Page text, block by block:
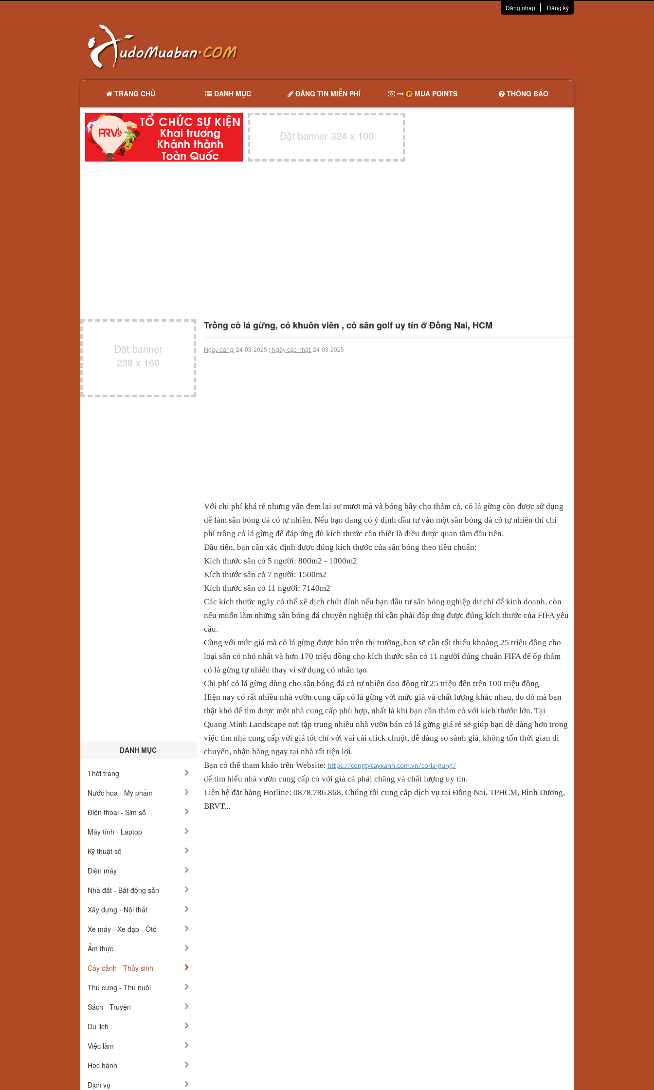
Đăng nhập Đăng ký
TRANG CHỦ DANH MỤC ĐĂNG TIN MIỄN PHÍ MUA POINTS THÔNG BÁO
Đặt banner 324 x 100
Đặt banner
238 x 160
DANH MỤC
Thời trang
Nước hoa - Mỹ phẩm
Điện thoại - Sim số
Máy tính - Laptop
Kỹ thuật số
Điện máy
Nhà đất - Bất động sản
Xây dựng - Nội thất
Xe máy - Xe đạp - Ôtô
Ẩm thực
Cây cảnh - Thủy sinh
Thú cưng - Thú nuôi
Sách - Truyện
Du lịch
Việc làm
Học hành
Dịch vụ
Trồng cỏ lá gừng, cỏ khuôn viên , cỏ sân golf uy tín ở Đồng Nai, HCM
Ngày đăng:24-03-2025 | Ngày cập nhật:24-03-2025
Với chi phí khá rẻ nhưng vẫn đem lại sự mượt mà và bóng bẩy cho thảm cỏ, cỏ lá gừng còn được sử dụng
để làm sân bóng đá cỏ tự nhiên. Nếu bạn đang có ý định đầu tư vào một sân bóng đá có tự nhiên thì chi
phí trồng cỏ lá gừng để đáp ứng đủ kích thước cần thiết là điều được quan tâm đầu tiên.
Đầu tiên, bạn cần xác định được đúng kích thước của sân bóng theo tiêu chuẩn:
Kích thước sân cỏ 5 người: 800m2 - 1000m2
Kích thước sân cỏ 7 người: 1500m2
Kích thước sân cỏ 11 người: 7140m2
Các kích thước ngày có thể xê dịch chút đỉnh nếu bạn đầu tư sân bóng nghiệp dư chỉ để kinh doanh, còn
nếu muốn làm những sân bóng đá chuyên nghiệp thì cần phải đáp ứng được đúng kích thước của FIFA yêu
cầu.
Cùng với mức giá mà cỏ lá gừng được bán trên thị trường, bạn sẽ cần tối thiểu khoảng 25 triệu đồng cho
loại sân cỏ nhỏ nhất và hơn 170 triệu đồng cho kích thước sân cỏ 11 người đúng chuẩn FIFA để ốp thảm
cỏ lá gừng tự nhiên thay vì sử dụng cỏ nhân tạo.
Chi phí cỏ lá gừng dùng cho sân bóng đá cỏ tự nhiên dao động từ 25 triệu đến trên 100 triệu đồng
Hiện nay có rất nhiều nhà vườn cung cấp cỏ lá gừng với mức giá và chất lượng khác nhau, do đó mà bạn
thật khó để tìm được một nhà cung cấp phù hợp, nhất là khi bạn cần thảm cỏ với kích thước lớn. Tại
Quang Minh Landscape nơi tập trung nhiều nhà vườn bán cỏ lá gừng giá rẻ sẽ giúp bạn dễ dàng hơn trong
việc tìm nhà cung cấp với giá tốt chỉ với vài cái click chuột, dễ dàng so sánh giá, không tốn thời gian di
chuyển, nhận hàng ngay tại nhà rất tiện lợi.
Bạn có thể tham khảo trên Website: https://congtycayxanh.com.vn/co-la-gung/
để tìm hiểu nhà vườn cung cấp cỏ với giá cả phải chăng và chất lượng uy tín.
Liên hệ đặt hàng Hotline: 0878.786.868. Chúng tôi cung cấp dịch vụ tại Đồng Nai, TPHCM, Bình Dương,
BRVT,..